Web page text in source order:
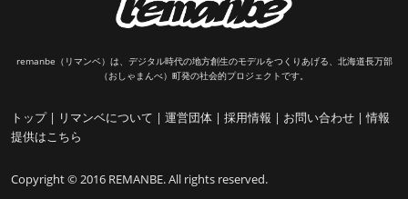
remanbe（リマンベ）は、デジタル時代の地方創生のモデルをつくりあげる、北海道長万部
（おしゃまんべ）町発の社会的プロジェクトです。
トップ | リマンベについて |運営団体 |採用情報 | お問い合わせ |情報
提供はこちら
Copyright © 2016 REMANBE. All rights reserved.